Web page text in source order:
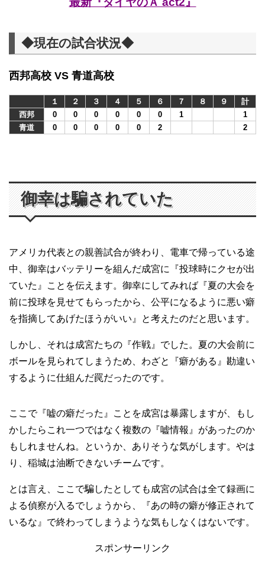
◆現在の試合状況◆
西邦高校 VS 青道高校
１ ２ ３ ４ ５ ６ ７ ８ ９
計
西邦
0 0 0 0 0 0 1
1
青道
0 0 0 0 0 2 2
御幸は騙されていた
アメリカ代表との親善試合が終わり、電車で帰っている途
中、御幸はバッテリーを組んだ成宮に『投球時にクセが出
ていた』ことを伝えます。御幸にしてみれば『夏の大会を
前に投球を見せてもらったから、公平になるように悪い癖
を指摘してあげたほうがいい』と考えたのだと思います。
しかし、それは成宮たちの『作戦』でした。夏の大会前に
ボールを見られてしまうため、わざと『癖がある』勘違い
するように仕組んだ罠だったのです。
ここで『嘘の癖だった』ことを成宮は暴露しますが、もし
かしたらこれ一つではなく複数の『嘘情報』があったのか
もしれませんね。というか、ありそうな気がします。やは
り、稲城は油断できないチームです。
とは言え、ここで騙したとしても成宮の試合は全て録画に
よる偵察が入るでしょうから、『あの時の癖が修正されて
いるな』で終わってしまうような気もしなくはないです。
スポンサーリンク